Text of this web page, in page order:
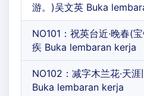
游。)吴文英 Buka
NO101：祝英台近·晚春(
疾 Buka lembaran kerja
NO102：减字木兰花·天
Buka lembaran kerja